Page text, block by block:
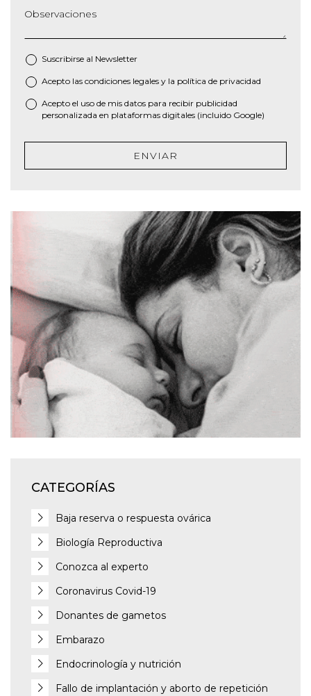
Observaciones
Suscribirse al Newsletter
* Acepto las condiciones legales y la política de privacidad
Acepto el uso de mis datos para recibir publicidad
personalizada en plataformas digitales (incluido Google)
ENVIAR
CATEGORÍAS
Baja reserva o respuesta ovárica
Biología Reproductiva
Conozca al experto
Coronavirus Covid-19
Donantes de gametos
Embarazo
Endocrinología y nutrición
Fallo de implantación y aborto de repetición